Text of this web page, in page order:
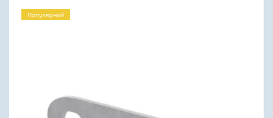
Популярний